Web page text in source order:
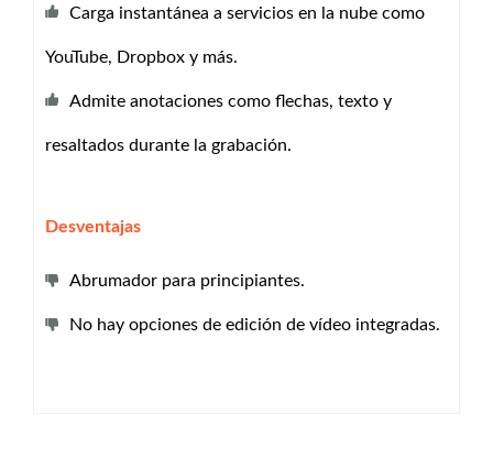
Carga instantánea a servicios en la nube como
YouTube, Dropbox y más.
Admite anotaciones como flechas, texto y
resaltados durante la grabación.
Desventajas
Abrumador para principiantes.
No hay opciones de edición de vídeo integradas.